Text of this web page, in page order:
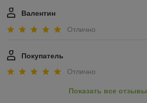
Валентин
Отлично
Покупатель
Отлично
Показать все отзывы